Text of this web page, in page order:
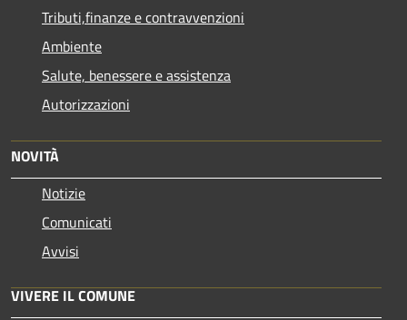
Tributi,finanze e contravvenzioni
Ambiente
Salute, benessere e assistenza
Autorizzazioni
NOVITÀ
Notizie
Comunicati
Avvisi
VIVERE IL COMUNE